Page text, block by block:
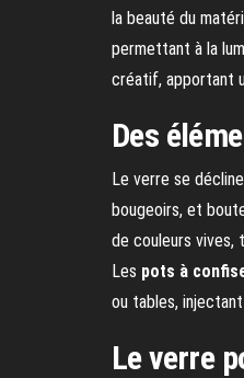
la beauté du
permettant à la
créatif, apportant
Des
Le verre se
bougeoirs, et
de couleurs vives,
Les pots à
ou tables,
Le verre